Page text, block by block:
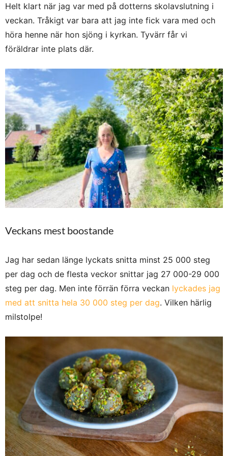
Helt klart när jag var med på dotterns skolavslutning i
veckan. Tråkigt var bara att jag inte fick vara med och
höra henne när hon sjöng i kyrkan. Tyvärr får vi
föräldrar inte plats där.
Veckans mest boostande
Jag har sedan länge lyckats snitta minst 25 000 steg
per dag och de flesta veckor snittar jag 27 000-29 000
steg per dag. Men inte förrän förra veckan lyckades jag
med att snitta hela 30 000 steg per dag. Vilken härlig
milstolpe!